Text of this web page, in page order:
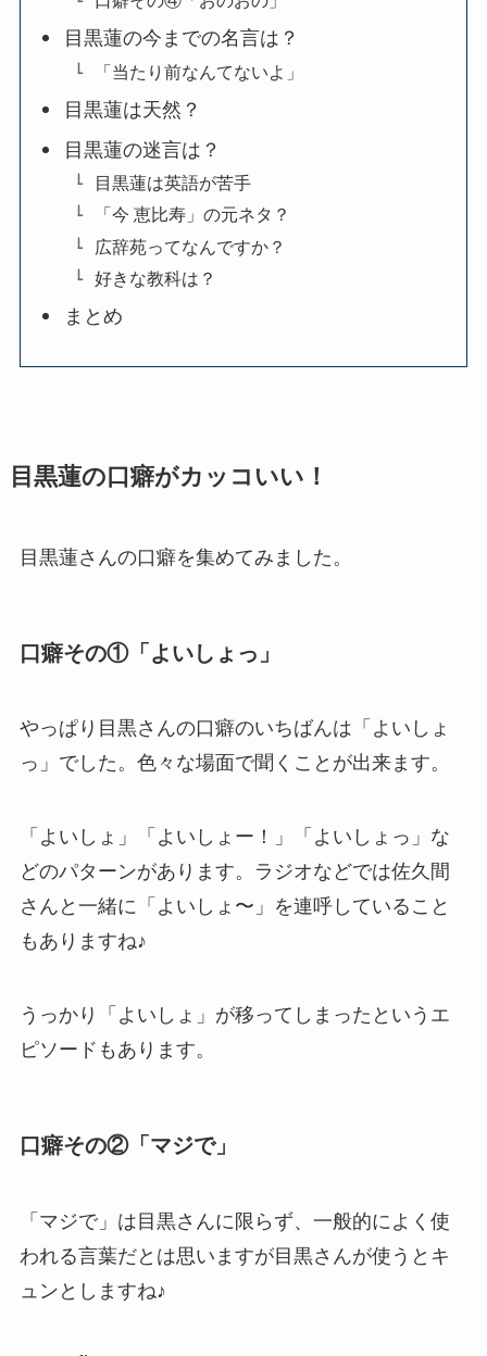
目黒蓮の今までの名言は？
「当たり前なんてないよ」
目黒蓮は天然？
目黒蓮の迷言は？
目黒蓮は英語が苦手
「今 恵比寿」の元ネタ？
広辞苑ってなんですか？
好きな教科は？
まとめ
目黒蓮の口癖がカッコいい！
目黒蓮さんの口癖を集めてみました。
口癖その①「よいしょっ」
やっぱり目黒さんの口癖のいちばんは「 よいしょ
っ 」でした。色々な場面で聞くことが出来ます。
「よいしょ」「よいしょー！」「よいしょっ」 な
どのパターンがあります。ラジオなどでは佐久間
さんと一緒に「よいしょ〜」を連呼していること
もありますね♪
うっかり「よいしょ」が移ってしまったというエ
ピソードもあります。
口癖その②「マジで」
「マジで」は目黒さんに限らず、一般的によく使
われる言葉だとは思いますが目黒さんが使うとキ
ュンとしますね♪